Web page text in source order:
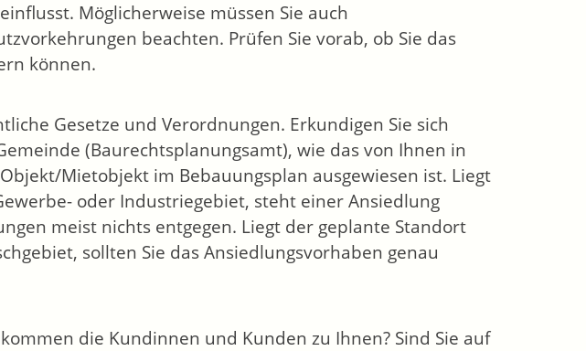
Möglicherweise müssen Sie auch
beachten. Prüfen Sie vorab, ob Sie das
können.
Gesetze und Verordnungen. Erkundigen Sie sich
(Baurechtsplanungsamt), wie das von Ihnen in
Mietobjekt im Bebauungsplan ausgewiesen ist. Liegt
oder Industriegebiet, steht einer Ansiedlung
meist nichts entgegen. Liegt der geplante Standort
sollten Sie das Ansiedlungsvorhaben genau
die Kundinnen und Kunden zu Ihnen? Sind Sie auf